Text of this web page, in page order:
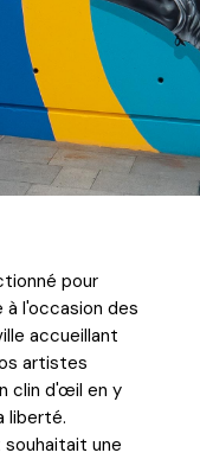
pour
à l'occasion des
accueillant
artistes
clin d'œil en y
liberté.
une